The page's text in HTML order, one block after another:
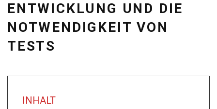
ENTWICKLUNG UND DIE
NOTWENDIGKEIT VON
TESTS
INHALT